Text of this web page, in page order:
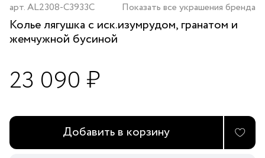
арт.AL2308-C3933C Показать все украшения бренда
Колье лягушка с иск.изумрудом, гранатом и
жемчужной бусиной
23 090 ₽
Добавить в корзину